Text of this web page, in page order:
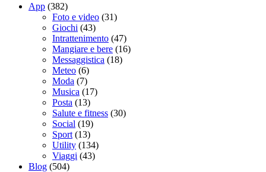
App (382)
Foto e video (31)
Giochi (43)
Intrattenimento (47)
Mangiare e bere (16)
Messaggistica (18)
Meteo (6)
Moda (7)
Musica (17)
Posta (13)
Salute e fitness (30)
Social (19)
Sport (13)
Utility (134)
Viaggi (43)
Blog (504)